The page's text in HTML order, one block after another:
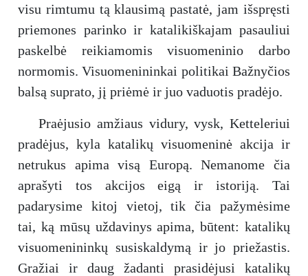
visu rimtumu tą klausimą pastatė, jam išspręsti
priemones parinko ir katalikiškajam pasauliui
paskelbė reikiamomis visuomeninio darbo
normomis. Visuomenininkai politikai Bažnyčios
balsą suprato, jį priėmė ir juo vaduotis pradėjo.
Praėjusio amžiaus vidury, vysk, Ketteleriui
pradėjus, kyla katalikų visuomeninė akcija ir
netrukus apima visą Europą. Nemanome čia
aprašyti tos akcijos eigą ir istoriją. Tai
padarysime kitoj vietoj, tik čia pažymėsime
tai, ką mūsų uždavinys apima, būtent: katalikų
visuomenininkų susiskaldymą ir jo priežastis.
Gražiai ir daug žadanti prasidėjusi katalikų